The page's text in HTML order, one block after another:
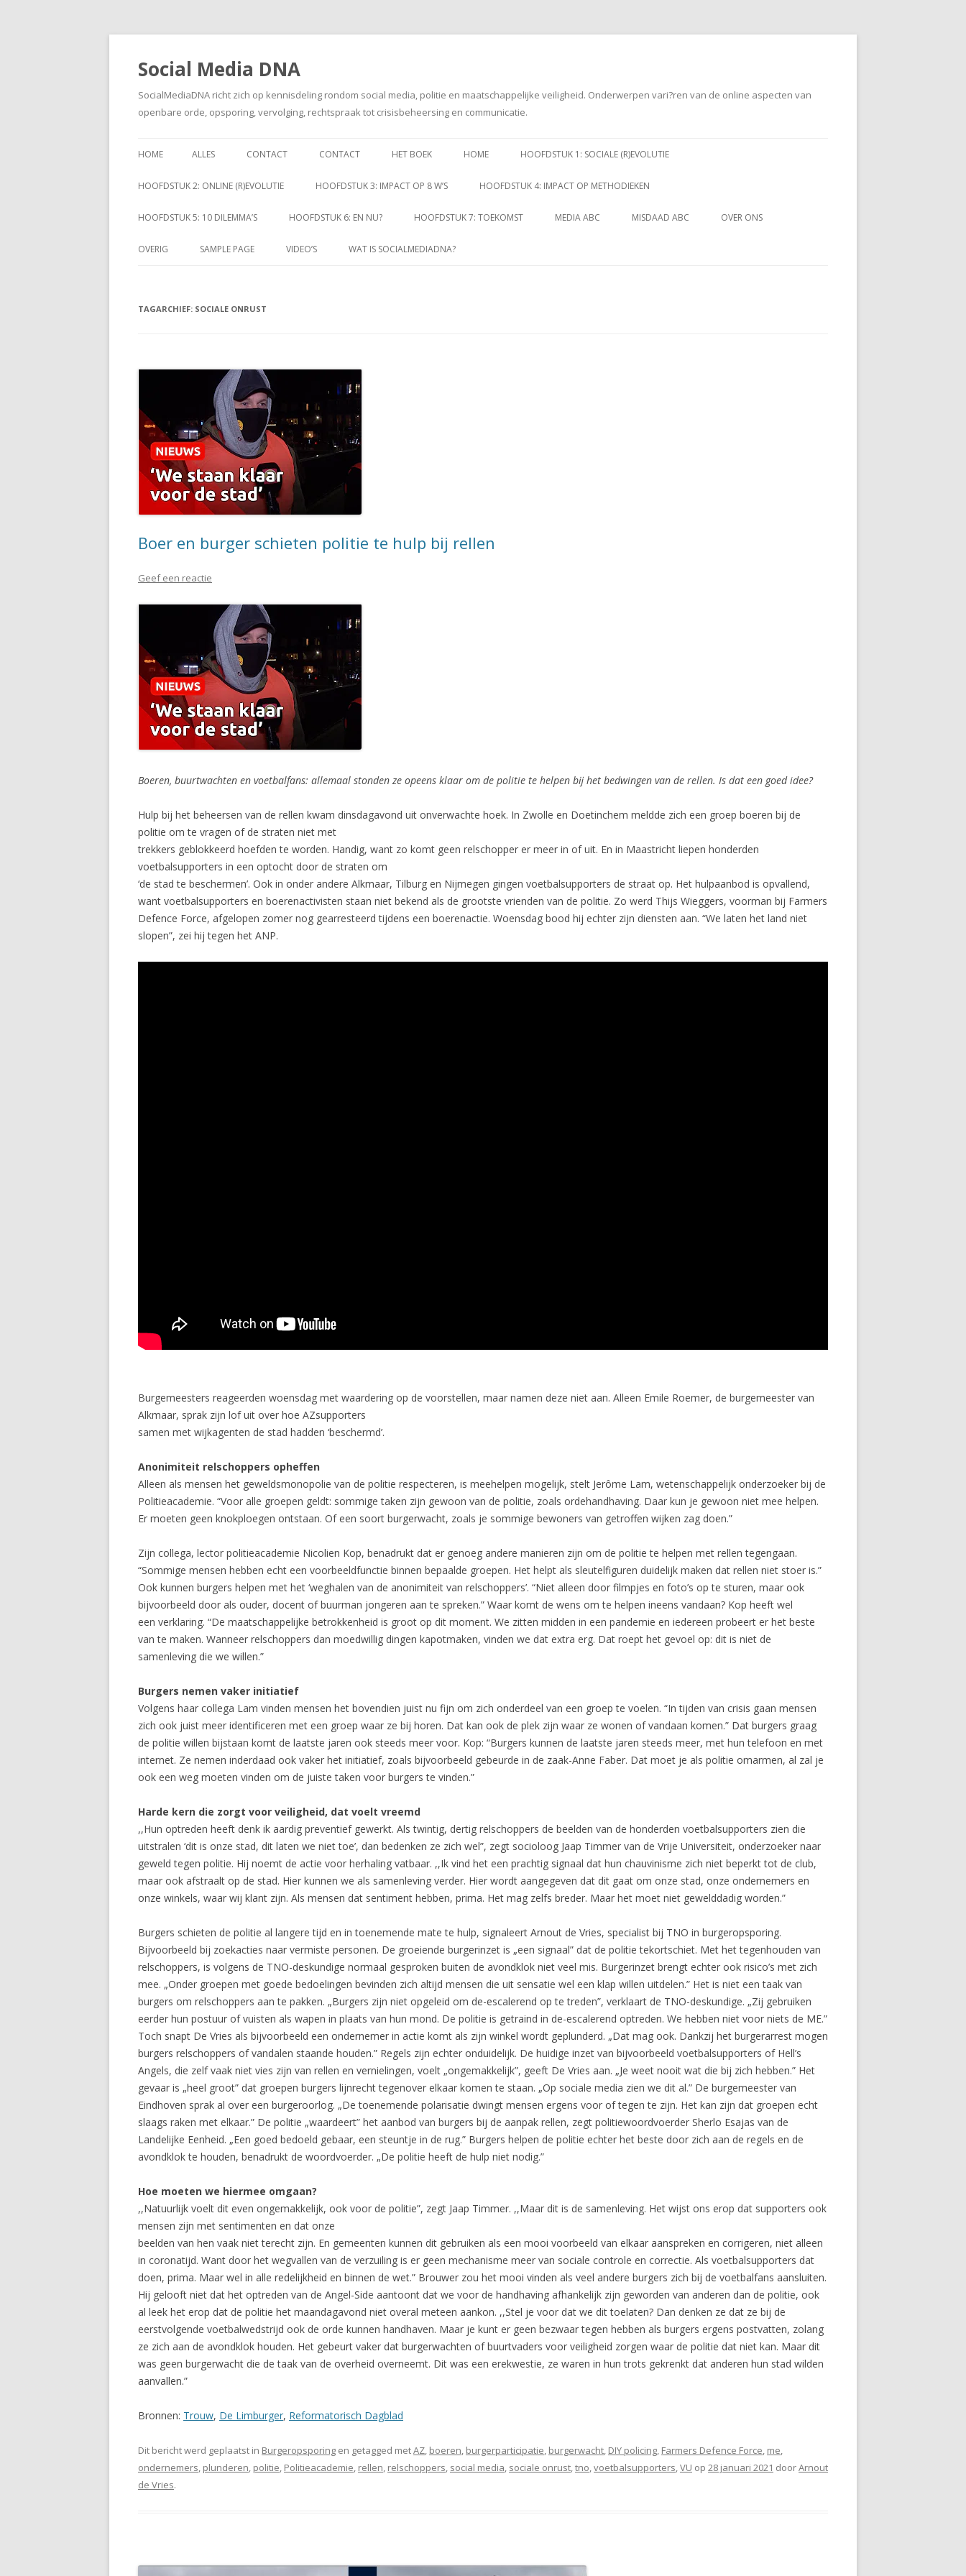
Social Media DNA
SocialMediaDNA richt zich op kennisdeling rondom social media, politie en maatschappelijke veiligheid. Onderwerpen vari?ren van de online aspecten van
openbare orde, opsporing, vervolging, rechtspraak tot crisisbeheersing en communicatie.
naar
HOME ALLES CONTACT CONTACT HET BOEK HOME HOOFDSTUK 1: SOCIALE (R)EVOLUTIE
HOOFDSTUK 2: ONLINE (R)EVOLUTIE HOOFDSTUK 3: IMPACT OP 8 W’S HOOFDSTUK 4: IMPACT OP METHODIEKEN
HOOFDSTUK 5: 10 DILEMMA’S HOOFDSTUK 6: EN NU? HOOFDSTUK 7: TOEKOMST MEDIA ABC MISDAAD ABC OVER ONS
OVERIG SAMPLE PAGE VIDEO’S WAT IS SOCIALMEDIADNA?
TAGARCHIEF: SOCIALE ONRUST
Boer en burger schieten politie te hulp bij rellen
Geef een reactie
Boeren, buurtwachten en voetbalfans: allemaal stonden ze opeens klaar om de politie te helpen bĳ het bedwingen van de rellen. Is dat een goed idee?
Hulp bij het beheersen van de rellen kwam dinsdagavond uit onverwachte hoek. In Zwolle en Doetinchem meldde zich een groep boeren bij de
politie om te vragen of de straten niet met
trekkers geblokkeerd hoefden te worden. Handig, want zo komt geen relschopper er meer in of uit. En in Maastricht liepen honderden
voetbalsupporters in een optocht door de straten om
‘de stad te beschermen’. Ook in onder andere Alkmaar, Tilburg en Nijmegen gingen voetbalsupporters de straat op. Het hulpaanbod is opvallend,
want voetbalsupporters en boerenactivisten staan niet bekend als de grootste vrienden van de politie. Zo werd Thijs Wieggers, voorman bij Farmers
Defence Force, afgelopen zomer nog gearresteerd tijdens een boerenactie. Woensdag bood hij echter zijn diensten aan. “We laten het land niet
slopen”, zei hij tegen het ANP.
Burgemeesters reageerden woensdag met waardering op de voorstellen, maar namen deze niet aan. Alleen Emile Roemer, de burgemeester van
Alkmaar, sprak zijn lof uit over hoe AZsupporters
samen met wijkagenten de stad hadden ‘beschermd’.
Anonimiteit relschoppers opheffen
Alleen als mensen het geweldsmonopolie van de politie respecteren, is meehelpen mogelijk, stelt Jerôme Lam, wetenschappelijk onderzoeker bij de
Politieacademie. “Voor alle groepen geldt: sommige taken zijn gewoon van de politie, zoals ordehandhaving. Daar kun je gewoon niet mee helpen.
Er moeten geen knokploegen ontstaan. Of een soort burgerwacht, zoals je sommige bewoners van getroffen wijken zag doen.”
Zijn collega, lector politieacademie Nicolien Kop, benadrukt dat er genoeg andere manieren zijn om de politie te helpen met rellen tegengaan.
“Sommige mensen hebben echt een voorbeeldfunctie binnen bepaalde groepen. Het helpt als sleutelfiguren duidelijk maken dat rellen niet stoer is.”
Ook kunnen burgers helpen met het ‘weghalen van de anonimiteit van relschoppers’. “Niet alleen door filmpjes en foto’s op te sturen, maar ook
bijvoorbeeld door als ouder, docent of buurman jongeren aan te spreken.” Waar komt de wens om te helpen ineens vandaan? Kop heeft wel
een verklaring. “De maatschappelijke betrokkenheid is groot op dit moment. We zitten midden in een pandemie en iedereen probeert er het beste
van te maken. Wanneer relschoppers dan moedwillig dingen kapotmaken, vinden we dat extra erg. Dat roept het gevoel op: dit is niet de
samenleving die we willen.”
Burgers nemen vaker initiatief
Volgens haar collega Lam vinden mensen het bovendien juist nu fijn om zich onderdeel van een groep te voelen. “In tijden van crisis gaan mensen
zich ook juist meer identificeren met een groep waar ze bij horen. Dat kan ook de plek zijn waar ze wonen of vandaan komen.” Dat burgers graag
de politie willen bijstaan komt de laatste jaren ook steeds meer voor. Kop: “Burgers kunnen de laatste jaren steeds meer, met hun telefoon en met
internet. Ze nemen inderdaad ook vaker het initiatief, zoals bijvoorbeeld gebeurde in de zaak-Anne Faber. Dat moet je als politie omarmen, al zal je
ook een weg moeten vinden om de juiste taken voor burgers te vinden.”
Harde kern die zorgt voor veiligheid, dat voelt vreemd
,,Hun optreden heeft denk ik aardig preventief gewerkt. Als twintig, dertig relschoppers de beelden van de honderden voetbalsupporters zien die
uitstralen ‘dit is onze stad, dit laten we niet toe’, dan bedenken ze zich wel”, zegt socioloog Jaap Timmer van de Vrije Universiteit, onderzoeker naar
geweld tegen politie. Hij noemt de actie voor herhaling vatbaar. ,,Ik vind het een prachtig signaal dat hun chauvinisme zich niet beperkt tot de club,
maar ook afstraalt op de stad. Hier kunnen we als samenleving verder. Hier wordt aangegeven dat dit gaat om onze stad, onze ondernemers en
onze winkels, waar wij klant zijn. Als mensen dat sentiment hebben, prima. Het mag zelfs breder. Maar het moet niet gewelddadig worden.”
Burgers schieten de politie al langere tijd en in toenemende mate te hulp, signaleert Arnout de Vries, specialist bij TNO in burgeropsporing.
Bijvoorbeeld bij zoekacties naar vermiste personen. De groeiende burgerinzet is „een signaal” dat de politie tekortschiet. Met het tegenhouden van
relschoppers, is volgens de TNO-deskundige normaal gesproken buiten de avondklok niet veel mis. Burgerinzet brengt echter ook risico’s met zich
mee. „Onder groepen met goede bedoelingen bevinden zich altijd mensen die uit sensatie wel een klap willen uitdelen.” Het is niet een taak van
burgers om relschoppers aan te pakken. „Burgers zijn niet opgeleid om de-escalerend op te treden”, verklaart de TNO-deskundige. „Zij gebruiken
eerder hun postuur of vuisten als wapen in plaats van hun mond. De politie is getraind in de-escalerend optreden. We hebben niet voor niets de ME.”
Toch snapt De Vries als bijvoorbeeld een ondernemer in actie komt als zijn winkel wordt geplunderd. „Dat mag ook. Dankzij het burgerarrest mogen
burgers relschoppers of vandalen staande houden.” Regels zijn echter onduidelijk. De huidige inzet van bijvoorbeeld voetbalsupporters of Hell’s
Angels, die zelf vaak niet vies zijn van rellen en vernielingen, voelt „ongemakkelijk”, geeft De Vries aan. „Je weet nooit wat die bij zich hebben.” Het
gevaar is „heel groot” dat groepen burgers lijnrecht tegenover elkaar komen te staan. „Op sociale media zien we dit al.” De burgemeester van
Eindhoven sprak al over een burgeroorlog. „De toenemende polarisatie dwingt mensen ergens voor of tegen te zijn. Het kan zijn dat groepen echt
slaags raken met elkaar.” De politie „waardeert” het aanbod van burgers bij de aanpak rellen, zegt politiewoordvoerder Sherlo Esajas van de
Landelijke Eenheid. „Een goed bedoeld gebaar, een steuntje in de rug.” Burgers helpen de politie echter het beste door zich aan de regels en de
avondklok te houden, benadrukt de woordvoerder. „De politie heeft de hulp niet nodig.”
Hoe moeten we hiermee omgaan?
,,Natuurlijk voelt dit even ongemakkelijk, ook voor de politie”, zegt Jaap Timmer. ,,Maar dit is de samenleving. Het wijst ons erop dat supporters ook
mensen zijn met sentimenten en dat onze
beelden van hen vaak niet terecht zijn. En gemeenten kunnen dit gebruiken als een mooi voorbeeld van elkaar aanspreken en corrigeren, niet alleen
in coronatijd. Want door het wegvallen van de verzuiling is er geen mechanisme meer van sociale controle en correctie. Als voetbalsupporters dat
doen, prima. Maar wel in alle redelijkheid en binnen de wet.” Brouwer zou het mooi vinden als veel andere burgers zich bij de voetbalfans aansluiten.
Hij gelooft niet dat het optreden van de Angel-Side aantoont dat we voor de handhaving afhankelijk zijn geworden van anderen dan de politie, ook
al leek het erop dat de politie het maandagavond niet overal meteen aankon. ,,Stel je voor dat we dit toelaten? Dan denken ze dat ze bij de
eerstvolgende voetbalwedstrijd ook de orde kunnen handhaven. Maar je kunt er geen bezwaar tegen hebben als burgers ergens postvatten, zolang
ze zich aan de avondklok houden. Het gebeurt vaker dat burgerwachten of buurtvaders voor veiligheid zorgen waar de politie dat niet kan. Maar dit
was geen burgerwacht die de taak van de overheid overneemt. Dit was een erekwestie, ze waren in hun trots gekrenkt dat anderen hun stad wilden
aanvallen.”
Bronnen: Trouw, De Limburger, Reformatorisch Dagblad
Dit bericht werd geplaatst in Burgeropsporing en getagged metAZ, boeren, burgerparticipatie, burgerwacht, DIY policing, Farmers Defence Force, me,
ondernemers, plunderen, politie, Politieacademie, rellen, relschoppers, social media, sociale onrust,tno,voetbalsupporters,VU op 28 januari 2021 doorArnout
de Vries.